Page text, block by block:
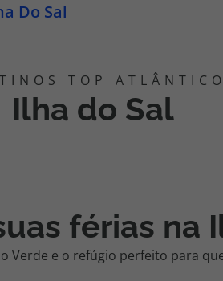
Do Sal
Ilha do Sal
férias na
Verde e o refúgio perfeito para